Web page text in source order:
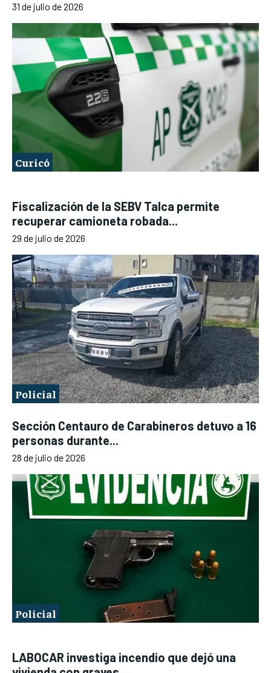
31 de julio de 2026
Curicó
Fiscalización de la SEBV Talca permite
recuperar camioneta robada...
29 de julio de 2026
Policial
Sección Centauro de Carabineros detuvo a 16
personas durante...
28 de julio de 2026
Policial
LABOCAR investiga incendio que dejó una